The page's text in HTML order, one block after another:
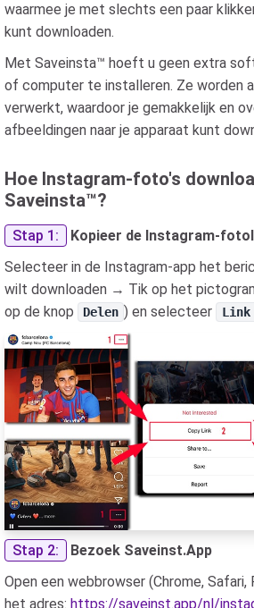
waarmee je met slechts een paar
kunt downloaden.
Met Saveinsta™ hoeft u geen extra
of computer te installeren. Ze worden
verwerkt, waardoor je gemakkelijk en
afbeeldingen naar je apparaat kunt
Hoe Instagram-foto's
Saveinsta™?
Stap 1:
Kopieer de Instagram-
Selecteer in de Instagram-app het
wilt downloaden → Tik op het
op de knop
Delen ) en selecteer Link
Stap 2:
Bezoek Saveinst.App
Open een webbrowser (Chrome, Safari,
het adres: https://saveinst.app/nl/